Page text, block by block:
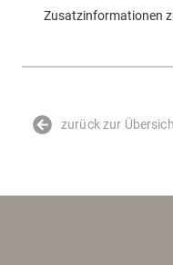
Zusatzinformationen
zurück zur